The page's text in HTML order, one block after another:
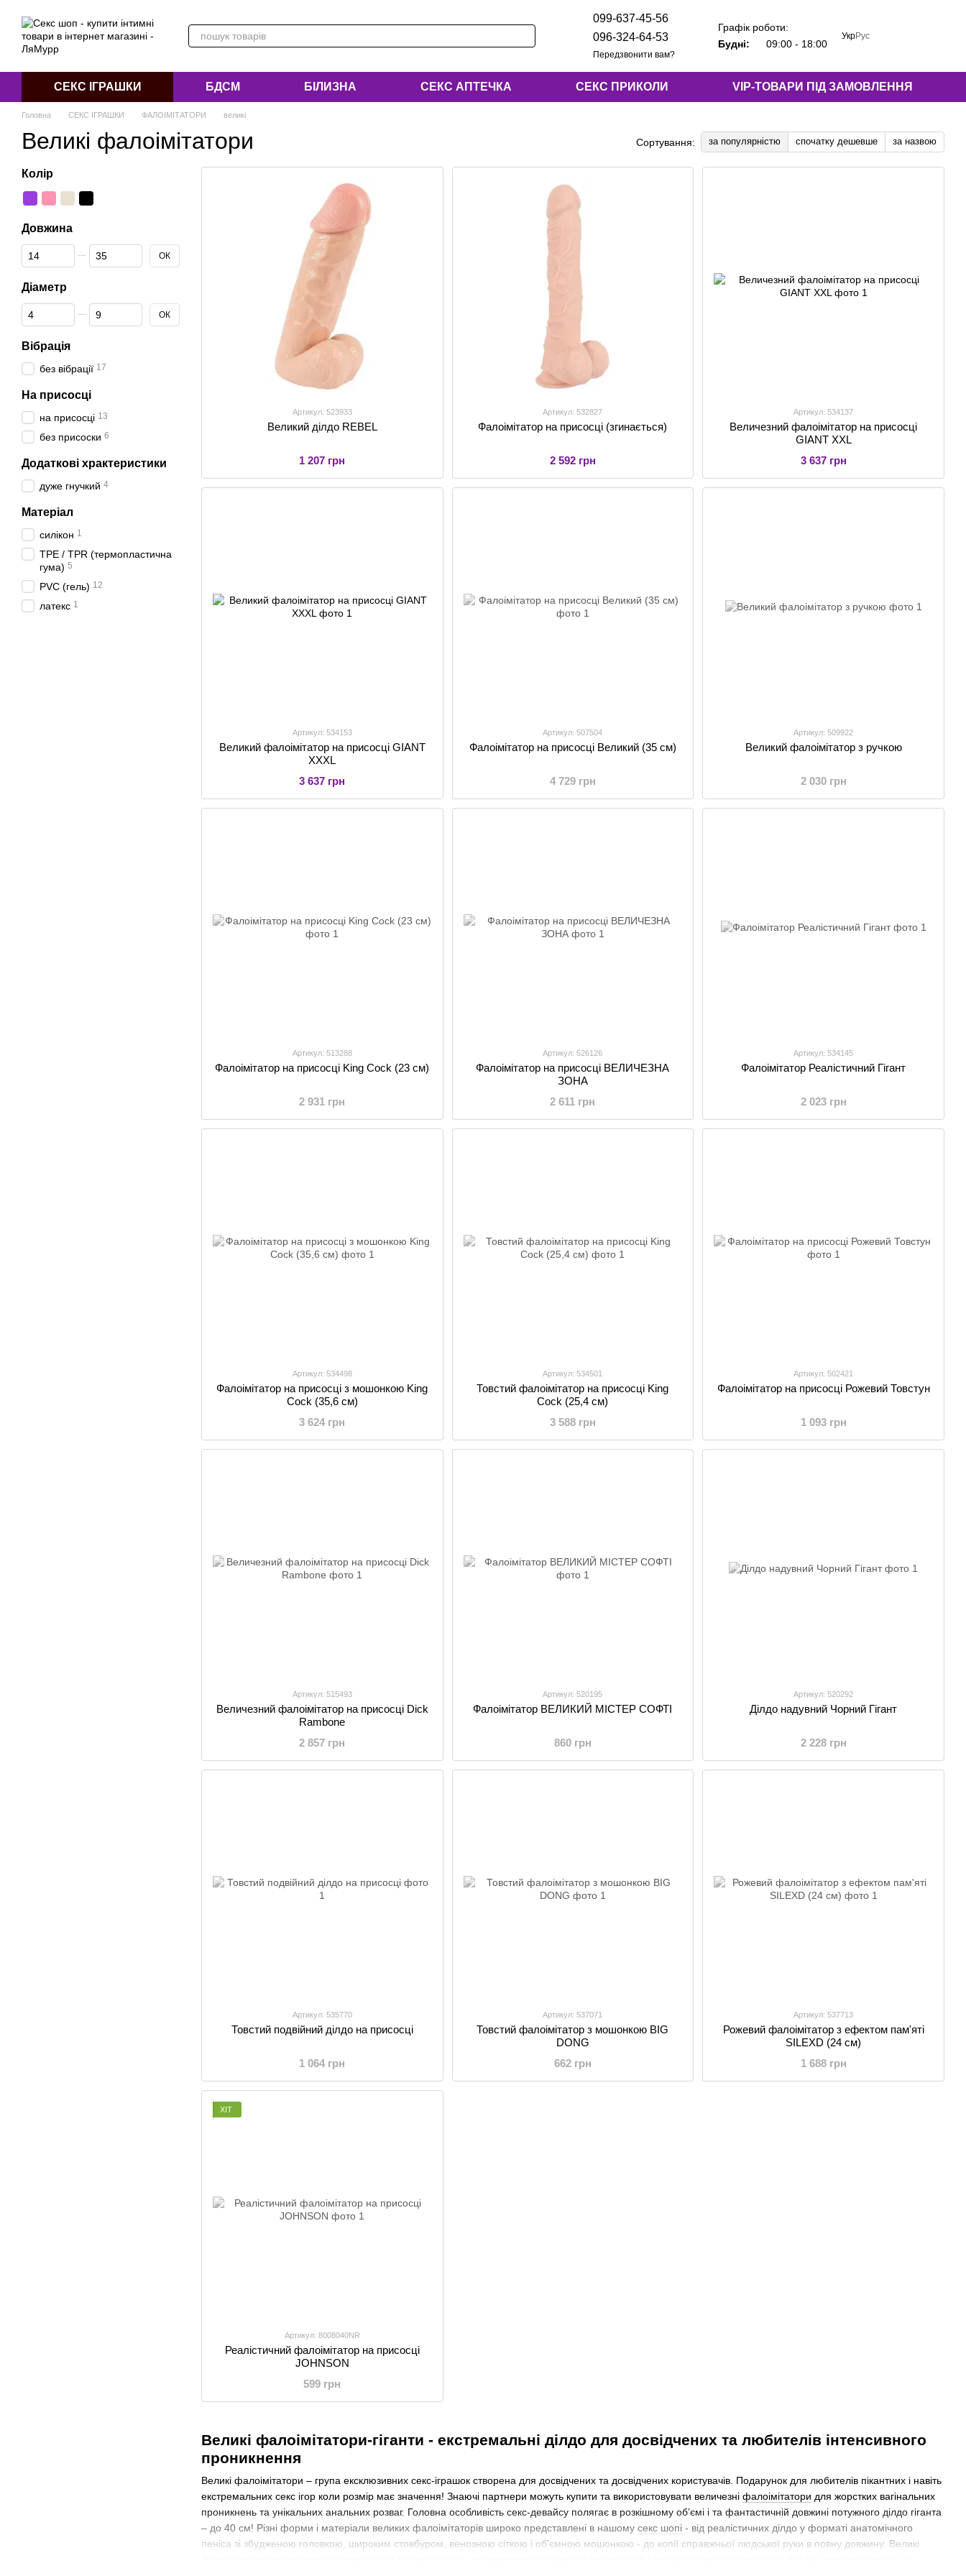
099-637-45-56
096-324-64-53
Передзвонити вам?
Графік роботи:
Будні:
09:00 - 18:00
УкрРус
СЕКС ІГРАШКИ БДСМ БІЛИЗНА СЕКС АПТЕЧКА СЕКС ПРИКОЛИ VIP-ТОВАРИ ПІД ЗАМОВЛЕННЯ
Головна СЕКС ІГРАШКИ ФАЛОІМІТАТОРИ великі
Великі фалоімітатори Сортування: за популярністю спочатку дешевше за назвою
Великі фалоімітатори-гіганти - екстремальні ділдо для досвідчених та любителів інтенсивного
проникнення
Великі фалоімітатори – група ексклюзивних секс-іграшок створена для досвідчених та досвідчених користувачів. Подарунок для любителів пікантних і навіть
екстремальних секс ігор коли розмір має значення! Знаючі партнери можуть купити та використовувати величезні фалоімітатори для жорстких вагінальних
проникнень та унікальних анальних розваг. Головна особливість секс-девайсу полягає в розкішному об’ємі і та фантастичній довжині потужного ділдо гіганта
– до 40 см! Різні форми і матеріали великих фалоімітаторів широко представлені в нашому секс шопі - від реалістичних ділдо у форматі анатомічного
пеніса зі збудженою головкою, широким стовбуром, венозною сіткою і об'ємною мошонкою - до копії справжньої людської руки в повну довжину. Великі
Артикул: 523933
Великий ділдо REBEL
1 207 грн
Артикул: 532827
Фалоімітатор на присосці (згинається)
2 592 грн
Артикул: 534137
Величезний фалоімітатор на присосці
GIANT XXL
3 637 грн
Артикул: 534153
Великий фалоімітатор на присосці GIANT
XXXL
3 637 грн
Артикул: 507504
Фалоімітатор на присосці Великий (35 см)
4 729 грн
Артикул: 509922
Великий фалоімітатор з ручкою
2 030 грн
Артикул: 513288
Фалоімітатор на присосці King Cock (23 см)
2 931 грн
Артикул: 526126
Фалоімітатор на присосці ВЕЛИЧЕЗНА
ЗОНА
2 611 грн
Артикул: 534145
Фалоімітатор Реалістичний Гігант
2 023 грн
Артикул: 534498
Фалоімітатор на присосці з мошонкою King
Cock (35,6 см)
3 624 грн
Артикул: 534501
Товстий фалоімітатор на присосці King
Cock (25,4 см)
3 588 грн
Артикул: 502421
Фалоімітатор на присосці Рожевий Товстун
1 093 грн
Артикул: 515493
Величезний фалоімітатор на присосці Dick
Rambone
2 857 грн
Артикул: 520195
Фалоімітатор ВЕЛИКИЙ МІСТЕР СОФТІ
860 грн
Артикул: 520292
Ділдо надувний Чорний Гігант
2 228 грн
Артикул: 535770
Товстий подвійний ділдо на присосці
1 064 грн
Артикул: 537071
Товстий фалоімітатор з мошонкою BIG
DONG
662 грн
Артикул: 537713
Рожевий фалоімітатор з ефектом пам'яті
SILEXD (24 см)
1 688 грн
ХІТ
Артикул: 8008040NR
Реалістичний фалоімітатор на присосці
JOHNSON
599 грн
Колір
Довжина
Від Довжина
До Довжина ОК
Діаметр
Від Діаметр
До Діаметр ОК
Вібрація
без вібрації 17
На присосці
на присосці 13
без присоски 6
Додаткові храктеристики
дуже гнучкий 4
Матеріал
силікон 1
TPE / TPR (термопластична
гума) 5
PVC (гель) 12
латекс 1